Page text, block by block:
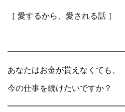
［ 愛するから、愛される話 ］
あなたはお金が貰えなくても、
今の仕事を続けたいですか？